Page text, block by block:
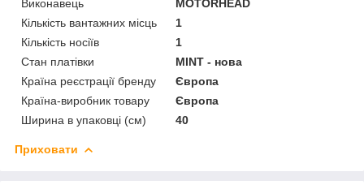
Виконавець
MOTORHEAD
Кількість вантажних місць
1
Кількість носіїв
1
Стан платівки
MINT - нова
Країна реєстрації бренду
Європа
Країна-виробник товару
Європа
Ширина в упаковці (см)
40
Приховати